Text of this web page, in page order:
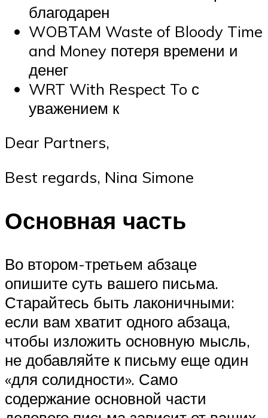
благодарен
WOBTAM Waste of Bloody Time
and Money потеря времени и
денег
WRT With Respect To с
уважением к
Dear Partners,
Best regards, Nina Simone
Основная часть
Во втором-третьем абзаце
опишите суть вашего письма.
Старайтесь быть лаконичными:
если вам хватит одного абзаца,
чтобы изложить основную мысль,
не добавляйте к письму еще один
«для солидности». Само
содержание основной части